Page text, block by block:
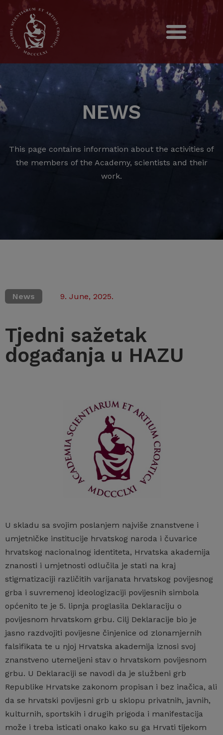
NEWS
This page contains information about the activities of
the members of the Academy, scientists and their
work.
News 9. June, 2025.
Tjedni sažetak
događanja u HAZU
U skladu sa svojim poslanjem najviše znanstvene i
umjetničke institucije hrvatskog naroda i čuvarice
hrvatskog nacionalnog identiteta, Hrvatska akademija
znanosti i umjetnosti odlučila je stati na kraj
stigmatizaciji različitih varijanata hrvatskog povijesnog
grba i suvremenoj ideologizaciji povijesnih simbola
općenito te je 5. lipnja proglasila Deklaraciju o
povijesnom hrvatskom grbu. Cilj Deklaracije bio je
jasno razdvojiti povijesne činjenice od zlonamjernih
falsifikata te u njoj Hrvatska akademija iznosi svoj
znanstveno utemeljeni stav o hrvatskom povijesnom
grbu. U Deklaraciji se navodi da je službeni grb
Republike Hrvatske zakonom propisan i bez inačica, ali
da se hrvatski povijesni grb u sklopu privatnih, javnih,
kulturnih, sportskih i drugih prigoda i manifestacija
može i treba isticati onako kako su ga Hrvati tijekom